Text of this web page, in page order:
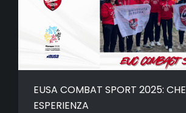
EUSA COMBAT SPORT 2025: CHE
ESPERIENZA